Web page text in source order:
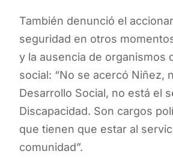
También denunció el
seguridad en otros
y la ausencia de organismos
social: “No se acercó Niñez,
Desarrollo Social, no está el
Discapacidad. Son cargos
que tienen que estar al
comunidad”.